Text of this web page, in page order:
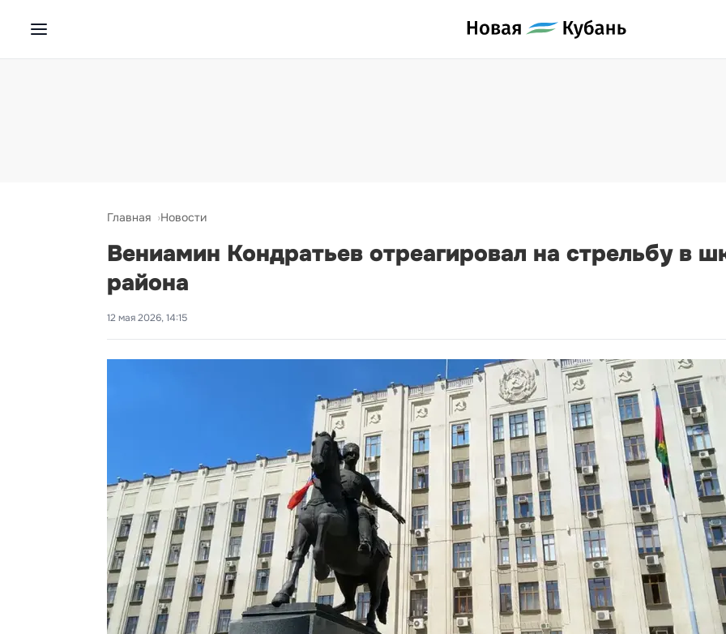
Главная Новости
Вениамин Кондратьев отреагировал на стрельбу в
района
12 мая 2026, 14:15